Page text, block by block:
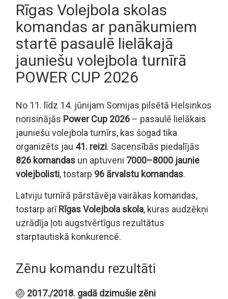
Rīgas Volejbola skolas
komandas ar panākumiem
startē pasaulē lielākajā
jauniešu volejbola turnīrā
POWER CUP 2026
No 11. līdz 14. jūnijam Somijas pilsētā Helsinkos
norisinājās Power Cup 2026 – pasaulē lielākais
jauniešu volejbola turnīrs, kas šogad tika
organizēts jau 41. reizi. Sacensībās piedalījās
826 komandas un aptuveni 7000–8000 jaunie
volejbolisti, tostarp 96 ārvalstu komandas.
Latviju turnīrā pārstāvēja vairākas komandas,
tostarp arīRīgas Volejbola skola, kuras audzēkņi
uzrādīja ļoti augstvērtīgus rezultātus
starptautiskā konkurencē.
Zēnu komandu rezultāti
🏐 2017./2018. gadā dzimušie zēni